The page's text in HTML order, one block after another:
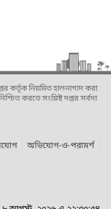
কর্তৃক নিয়মিত হালনাগাদ করা
করতে সংশ্লিষ্ট দপ্তর সর্বদা
অভিযোগ-ও-পরামর্শ